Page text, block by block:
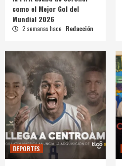
como el Mejor Gol del
Mundial 2026
2 semanas hace Redacción
DEPORTES